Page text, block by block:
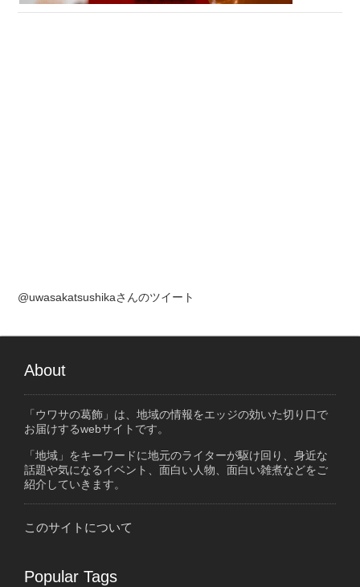
@uwasakatsushikaさんのツイート
About
「ウワサの葛飾」は、地域の情報をエッジの効いた切り口で
お届けするwebサイトです。
「地域」をキーワードに地元のライターが駆け回り、身近な
話題や気になるイベント、面白い人物、面白い雑煮などをご
紹介していきます。
このサイトについて
Popular Tags